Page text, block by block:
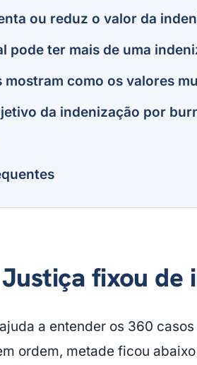
ou reduz o valor da
pode ter mais de uma
mostram como os valores
da indenização por
fixou de
a entender os 360 casos
ordem, metade ficou